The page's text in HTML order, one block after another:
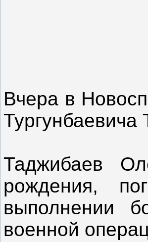
Вчера в
Таджибаев
рождения,
выполнении
военной